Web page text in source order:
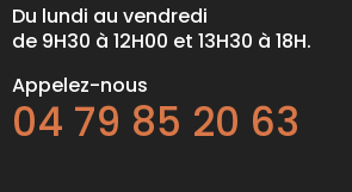
Du lundi au vendredi
de 9H30 à 12H00 et 13H30 à 18H.
Appelez-nous
04 79 85 20 63